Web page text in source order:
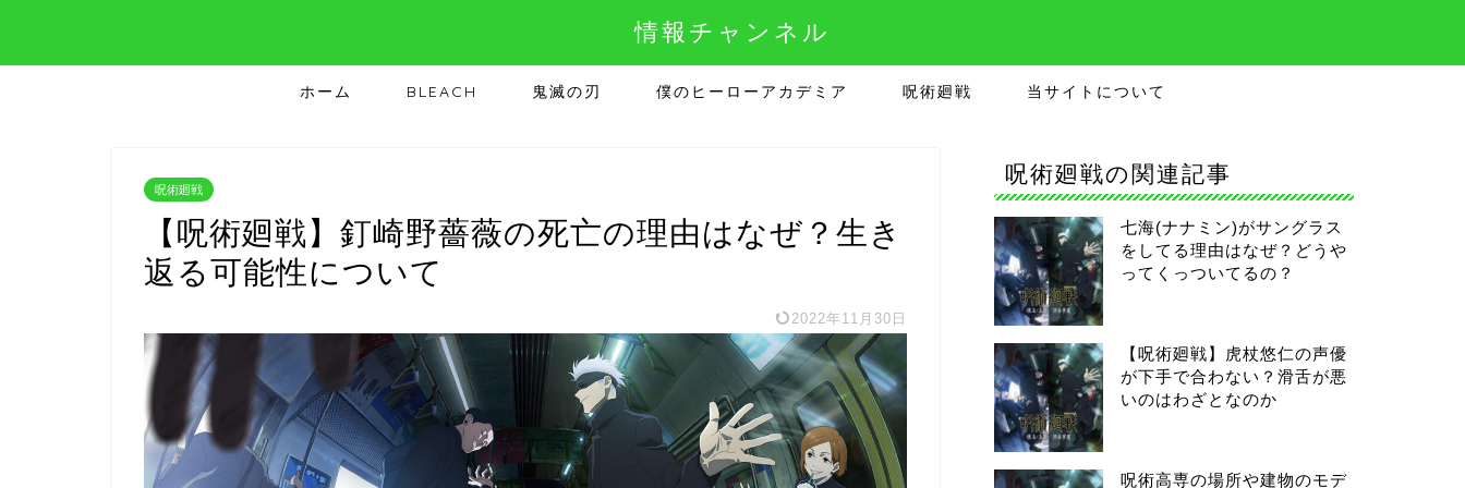
情報チャンネル
ホーム BLEACH 鬼滅の刃 僕のヒーローアカデミア 呪術廻戦 当サイトについて
呪術廻戦
【呪術廻戦】釘崎野薔薇の死亡の理由はなぜ？生き
返る可能性について
2022年11月30日
呪術廻戦の関連記事
七海(ナナミン)がサングラス
をしてる理由はなぜ？どうや
ってくっついてるの？
【呪術廻戦】虎杖悠仁の声優
が下手で合わない？滑舌が悪
いのはわざとなのか
呪術高専の場所や建物のモデ